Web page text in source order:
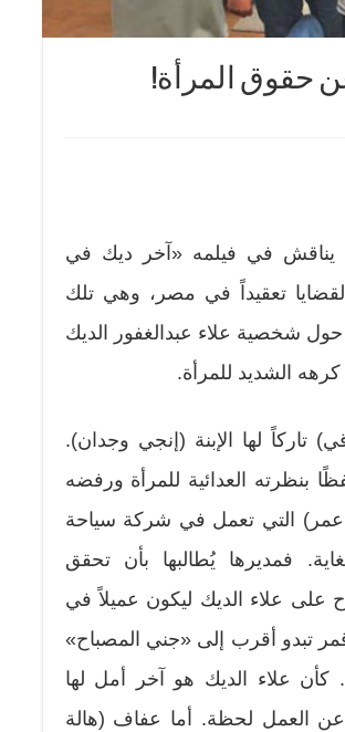
حقوق المرأة!
يناقش في فيلمه «آخر ديك في
تعقيداً في مصر، وهي تلك
حول شخصية علاء عبدالغفور الديك
الشديد للمرأة.
لها الإبنة (إنجي وجدان).
بنظرته العدائية للمرأة ورفضه
عمر) التي تعمل في شركة سياحة
فمديرها يُطالبها بأن تحقق
على علاء الديك ليكون عميلاً في
تبدو أقرب إلى «جني المصباح»
علاء الديك هو آخر أمل لها
عن العمل لحظة. أما عفاف (هالة